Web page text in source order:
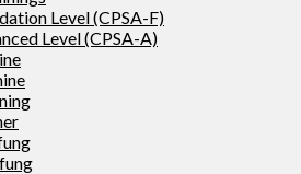
Level (CPSA-F)
Level (CPSA-A)